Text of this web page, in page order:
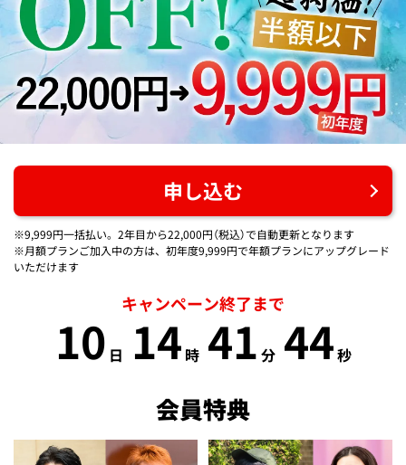
申し込む
※9,999円一括払い。2年目から22,000円（税込）で自動更新となります
※月額プランご加入中の方は、初年度9,999円で年額プランにアップグレード
いただけます
キャンペーン終了まで
10 日 14 時 41 分 44秒
会員特典